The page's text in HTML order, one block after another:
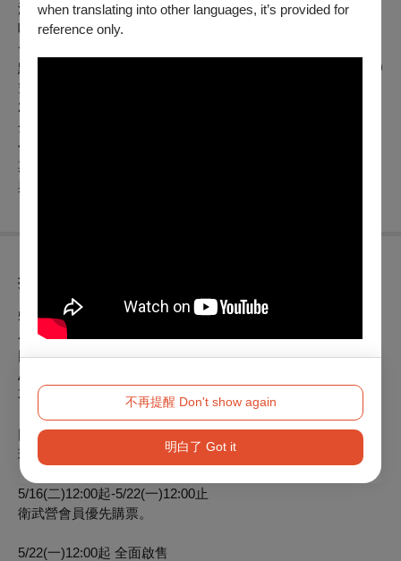
when translating into other languages, it’s provided for
reference only.
不再提醒 Don't show again
明白了 Got it
演出團隊介紹
唱歌集長期於高雄耕耘音樂劇，自2009年成團起，每年皆推出
一部音樂劇作品，至近年票房與口碑兼具的《今晚，我想來
點》、《愛(AI)妻》、《大家都想做音樂劇！》、《我家大姊0
空窗》等作，是一個熱愛、專長、深耕音樂劇的劇團，亦為
2022年高雄市文化局傑出演藝團隊、2023年國家文化藝術基
金會「演藝團隊年度獎助專案」團隊。唱歌集演出製作的每部
作品，除了在音樂上力求風格創新、類型的變化與豐富外，更
期望呈現映照出臺灣風情、與社會產生對話、能帶給觀眾能量
與感動的故事。
折扣方案
5/15(一)12:00 - 5/16(二)12:00
小時光戲劇鐵鳥套票搶先購：
同筆訂單購票卡米地喜劇俱樂部《開玩笑的啦》、唱歌集《愛
AI妻》Cabaret、娛人時代《爆笑六人行》，三檔節目各1張，
不限票級。
※套票退票需整套辦理，無法以單張票券申請退票。如購買不
同場次票券，最遲需於首場演出日1日前（不含演出日）辦
理；套票恕不接受換票。
5/16(二)12:00起-5/22(一)12:00止
衛武營會員優先購票。
5/22(一)12:00起 全面啟售